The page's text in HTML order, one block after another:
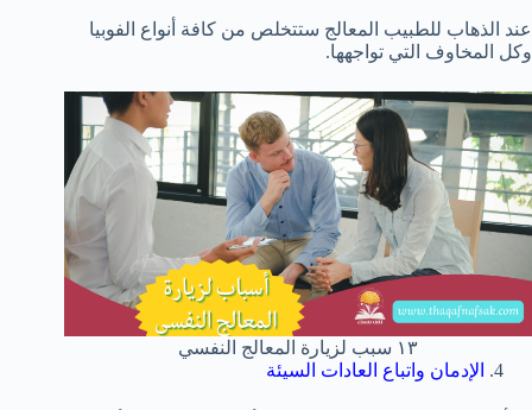
عند الذهاب للطبيب المعالج ستتخلص من كافة أنواع الفوبيا
وكل المخاوف التي تواجهها.
١٣ سبب لزيارة المعالج النفسي
الإدمان واتباع العادات السيئة